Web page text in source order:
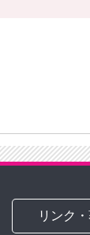
リンク